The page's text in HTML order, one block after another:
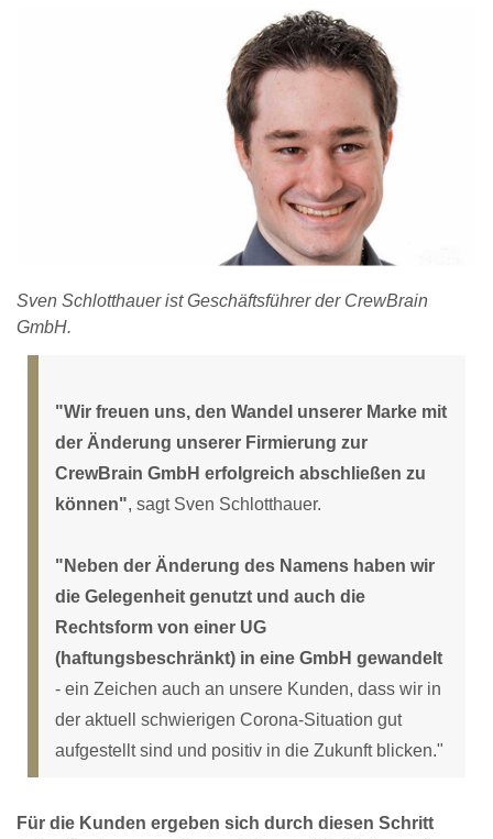
Sven Schlotthauer ist Geschäftsführer der CrewBrain
GmbH.
"Wir freuen uns, den Wandel unserer Marke mit
der Änderung unserer Firmierung zur
CrewBrain GmbH erfolgreich abschließen zu
können", sagt Sven Schlotthauer.
"Neben der Änderung des Namens haben wir
die Gelegenheit genutzt und auch die
Rechtsform von einer UG
(haftungsbeschränkt) in eine GmbH gewandelt
- ein Zeichen auch an unsere Kunden, dass wir in
der aktuell schwierigen Corona-Situation gut
aufgestellt sind und positiv in die Zukunft blicken."
Für die Kunden ergeben sich durch diesen Schritt